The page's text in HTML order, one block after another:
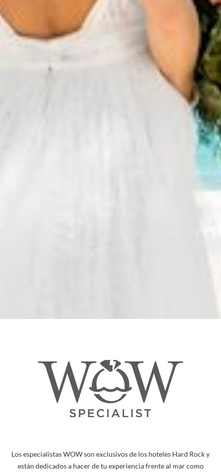
Los especialistas WOW son exclusivos de los hoteles Hard Rock y
están dedicados a hacer de tu experiencia frente al mar como